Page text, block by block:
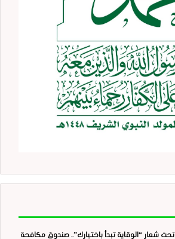
تحت شعار “الوقاية تبدأ باختيارك”.. صندوق مكافحة